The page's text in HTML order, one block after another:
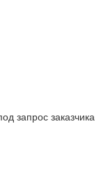
запрос заказчика